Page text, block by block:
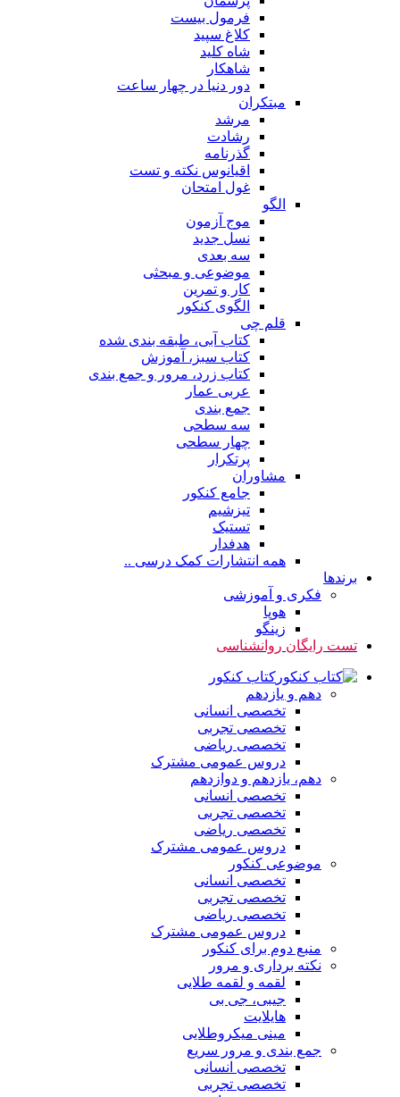
فرمول بیست
کلاغ سپید
شاه کلید
شاهکار
دور دنیا در چهار ساعت
مبتکران
مرشد
رشادت
گذرنامه
اقیانوس نکته و تست
غول امتحان
الگو
موج آزمون
نسل جدید
سه بعدی
موضوعی و مبحثی
کار و تمرین
الگوی کنکور
قلم چی
کتاب آبی، طبقه بندی شده
کتاب سبز، آموزش
کتاب زرد، مرور و جمع بندی
عربی عمار
جمع بندی
سه سطحی
چهار سطحی
پرتکرار
مشاوران
جامع کنکور
تیزشیم
تستیک
هدفدار
همه انتشارات کمک درسی ..
برندها
فکری و آموزشی
هوپا
زینگو
تست رایگان روانشناسی
کتاب کنکور
دهم و یازدهم
تخصصی انسانی
تخصصی تجربی
تخصصی ریاضی
دروس عمومی مشترک
دهم، یازدهم و دوازدهم
تخصصی انسانی
تخصصی تجربی
تخصصی ریاضی
دروس عمومی مشترک
موضوعی کنکور
تخصصی انسانی
تخصصی تجربی
تخصصی ریاضی
دروس عمومی مشترک
منبع دوم برای کنکور
نکته برداری و مرور
لقمه و لقمه طلایی
جیبی، جی بی
هایلایت
مینی میکروطلایی
جمع بندی و مرور سریع
تخصصی انسانی
تخصصی تجربی